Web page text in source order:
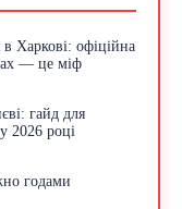
Харкові: офіційна
— це міф
гайд для
2026 році
годами